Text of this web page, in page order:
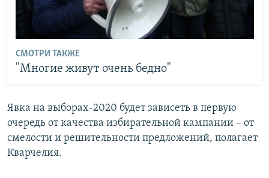
СМОТРИ ТАКЖЕ
"Многие живут очень бедно"
Явка на выборах-2020 будет зависеть в первую
очередь от качества избирательной кампании – от
смелости и решительности предложений, полагает
Кварчелия.